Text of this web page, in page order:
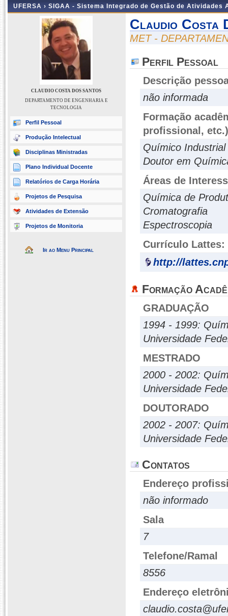
UFERSA › SIGAA - Sistema Integrado de Gestão de Atividades
CLAUDIO COSTA DOS SANTOS
DEPARTAMENTO DE ENGENHARIA E
TECNOLOGIA
Perfil Pessoal
Produção Intelectual
Disciplinas Ministradas
Plano Individual Docente
Relatórios de Carga Horária
Projetos de Pesquisa
Atividades de Extensão
Projetos de Monitoria
Ir ao Menu Principal
Claudio Costa
MET -
Perfil Pessoal
Descrição
não informada
Formação
profissional, etc.)
Químico
Doutor em
Áreas de
Química de
Cromatografia
Espectroscopia
Currículo Lattes:
http://
Formação
GRADUAÇÃO
1994 - 1999:
Universidade
MESTRADO
2000 - 2002:
Universidade
DOUTORADO
2002 - 2007:
Universidade
Contatos
Endereço
não informado
Sala
7
Telefone/Ramal
8556
Endereço